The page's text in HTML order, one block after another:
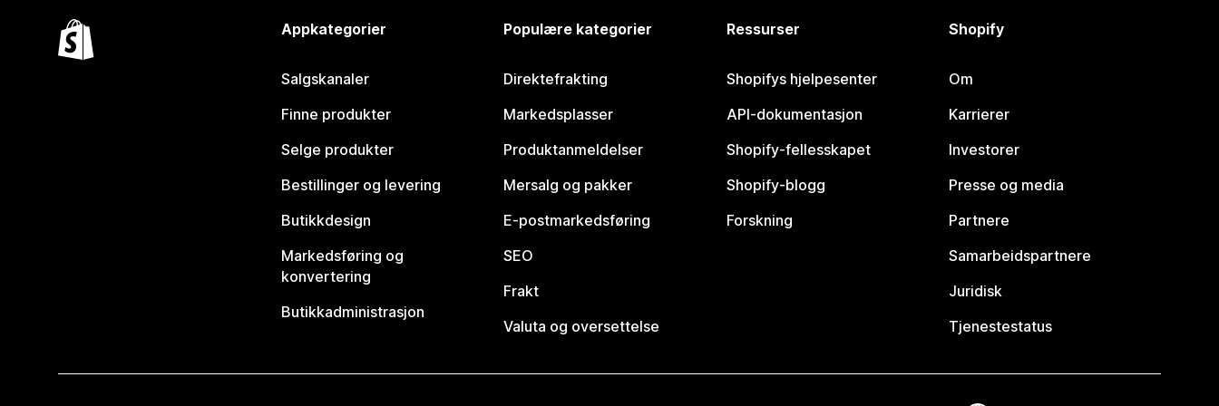
Appkategorier
Salgskanaler
Finne produkter
Selge produkter
Bestillinger og levering
Butikkdesign
Markedsføring og
konvertering
Butikkadministrasjon
Populære kategorier
Direktefrakting
Markedsplasser
Produktanmeldelser
Mersalg og pakker
E-postmarkedsføring
SEO
Frakt
Valuta og oversettelse
Ressurser
Shopifys hjelpesenter
API-dokumentasjon
Shopify-fellesskapet
Shopify-blogg
Forskning
Shopify
Om
Karrierer
Investorer
Presse og media
Partnere
Samarbeidspartnere
Juridisk
Tjenestestatus